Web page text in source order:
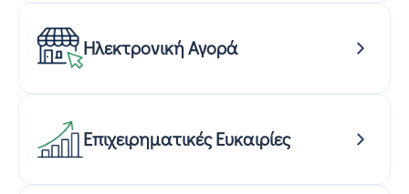
Ηλεκτρονική Αγορά
Επιχειρηματικές Ευκαιρίες